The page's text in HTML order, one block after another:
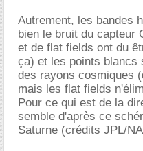
Autrement, les bandes
bien le bruit du capteur
et de flat fields ont du
ça) et les points blancs
des rayons cosmiques
mais les flat fields
Pour ce qui est de la
semble d'après ce
Saturne (crédits JPL/